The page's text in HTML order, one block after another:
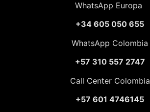
WhatsApp Europa
+34 605 050 655
WhatsApp Colombia
+57 310 557 2747
Call Center Colombia
+57 601 4746145